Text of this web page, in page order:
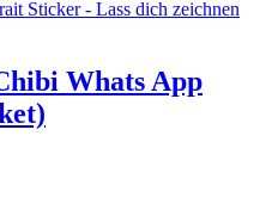
Whats App